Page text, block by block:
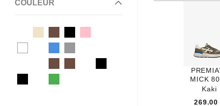
DORNDORF SERVAS
FELMINI
GABOR
GEOLLAMY
GIESSWEIN
COULEUR
MICK
Kaki
269.00